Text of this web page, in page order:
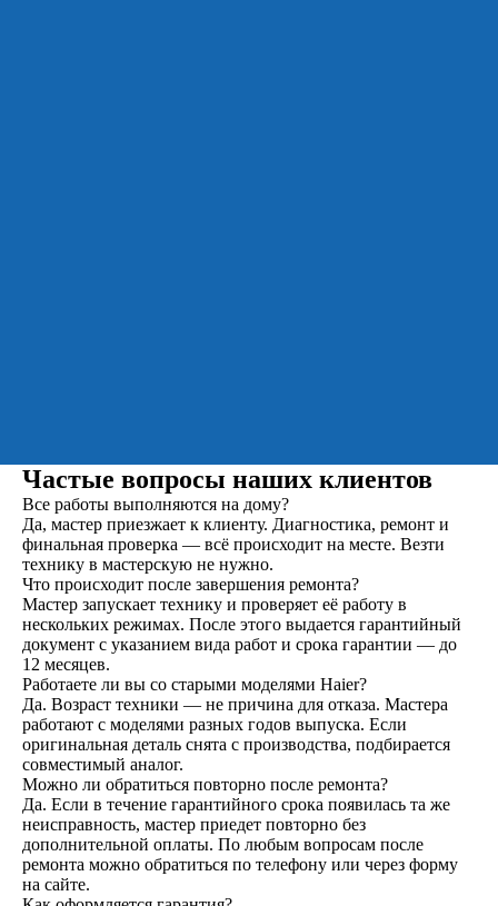
Частые вопросы наших клиентов
Все работы выполняются на дому?
Да, мастер приезжает к клиенту. Диагностика, ремонт и
финальная проверка — всё происходит на месте. Везти
технику в мастерскую не нужно.
Что происходит после завершения ремонта?
Мастер запускает технику и проверяет её работу в
нескольких режимах. После этого выдается гарантийный
документ с указанием вида работ и срока гарантии — до
12 месяцев.
Работаете ли вы со старыми моделями Haier?
Да. Возраст техники — не причина для отказа. Мастера
работают с моделями разных годов выпуска. Если
оригинальная деталь снята с производства, подбирается
совместимый аналог.
Можно ли обратиться повторно после ремонта?
Да. Если в течение гарантийного срока появилась та же
неисправность, мастер приедет повторно без
дополнительной оплаты. По любым вопросам после
ремонта можно обратиться по телефону или через форму
на сайте.